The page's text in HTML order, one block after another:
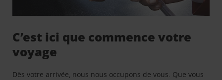
C’est ici que commence votre
voyage
Dès votre arrivée, nous nous occupons de vous. Que vous